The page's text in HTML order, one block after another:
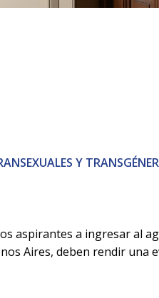
Y
aspirantes a ingresar al
Aires, deben rendir una